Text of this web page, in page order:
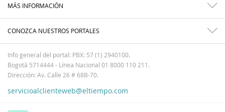
MÁS INFORMACIÓN
CONOZCA NUESTROS PORTALES
Info general del portal: PBX: 57 (1) 2940100.
Bogotá 5714444 - Línea Nacional 01 8000 110 211.
Dirección: Av. Calle 26 # 68B-70.
servicioalclienteweb@eltiempo.com